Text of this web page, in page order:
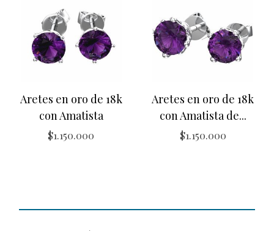
Aretes en oro de 18k
con Amatista
$1.150.000
Aretes en oro de 18k
con Amatista de...
$1.150.000